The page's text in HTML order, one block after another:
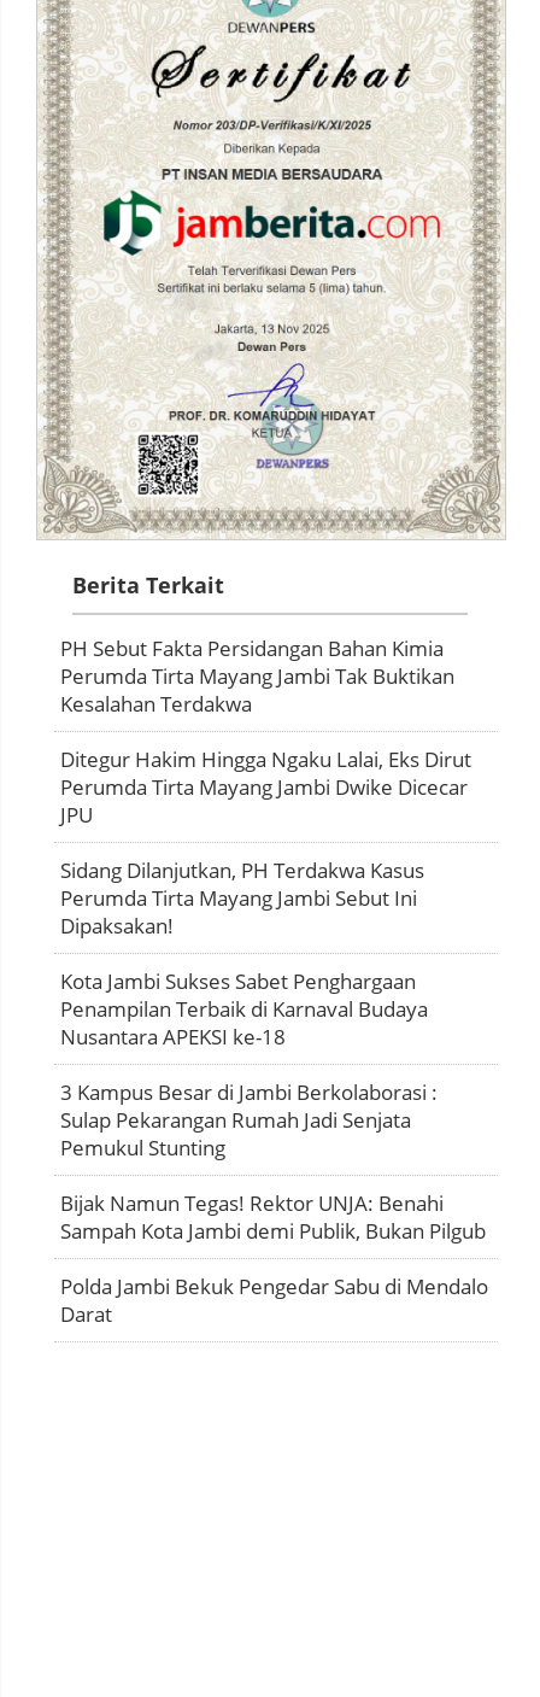
Berita Terkait
PH Sebut Fakta Persidangan Bahan Kimia
Perumda Tirta Mayang Jambi Tak Buktikan
Kesalahan Terdakwa
Ditegur Hakim Hingga Ngaku Lalai, Eks Dirut
Perumda Tirta Mayang Jambi Dwike Dicecar
JPU
Sidang Dilanjutkan, PH Terdakwa Kasus
Perumda Tirta Mayang Jambi Sebut Ini
Dipaksakan!
Kota Jambi Sukses Sabet Penghargaan
Penampilan Terbaik di Karnaval Budaya
Nusantara APEKSI ke-18
3 Kampus Besar di Jambi Berkolaborasi :
Sulap Pekarangan Rumah Jadi Senjata
Pemukul Stunting
Bijak Namun Tegas! Rektor UNJA: Benahi
Sampah Kota Jambi demi Publik, Bukan Pilgub
Polda Jambi Bekuk Pengedar Sabu di Mendalo
Darat